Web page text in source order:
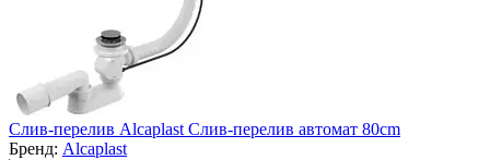
Слив-перелив Alcaplast Слив-перелив автомат 80сm
Бренд: Alcaplast